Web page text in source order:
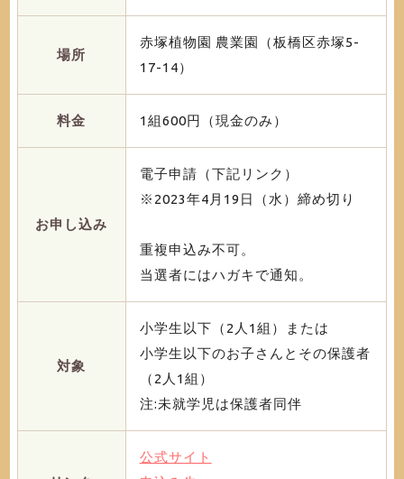
場所
赤塚植物園 農業園（板橋区赤塚5-
17-14）
料金 1組600円（現金のみ）
お申し込み
電子申請（下記リンク）
※2023年4月19日（水）締め切り
重複申込み不可。
当選者にはハガキで通知。
対象
小学生以下（2人1組）または
小学生以下のお子さんとその保護者
（2人1組）
注:未就学児は保護者同伴
公式サイト